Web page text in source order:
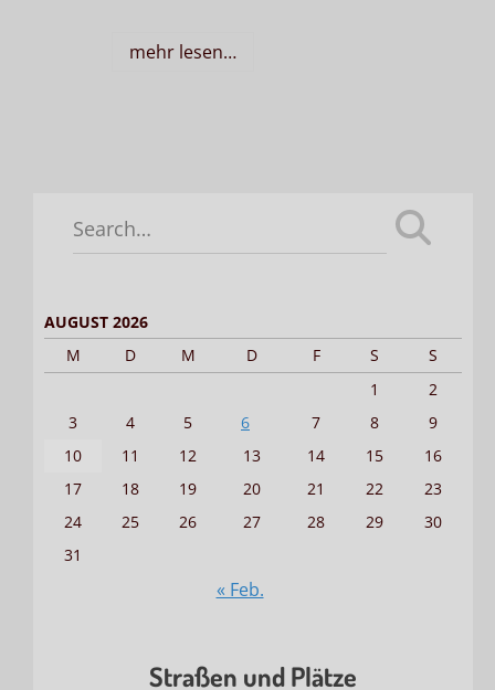
mehr lesen…
for:
AUGUST 2026
M
D M D F S
S
1
2
3
4 5 6 7 8
9
10
11 12 13 14 15
16
17
18 19 20 21 22
23
24
25 26 27 28 29
30
31
« Feb.
Straßen und Plätze